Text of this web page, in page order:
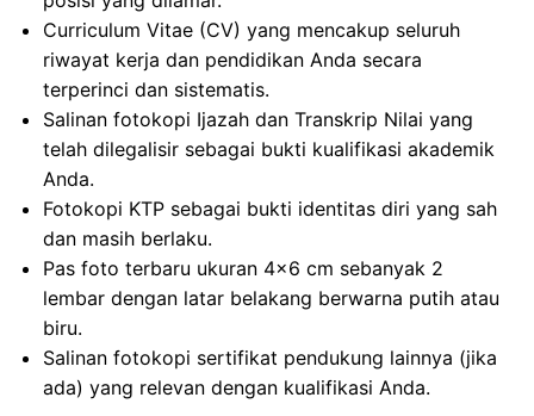
Curriculum Vitae (CV) yang mencakup seluruh
riwayat kerja dan pendidikan Anda secara
terperinci dan sistematis.
Salinan fotokopi Ijazah dan Transkrip Nilai yang
telah dilegalisir sebagai bukti kualifikasi akademik
Anda.
Fotokopi KTP sebagai bukti identitas diri yang sah
dan masih berlaku.
Pas foto terbaru ukuran 4×6 cm sebanyak 2
lembar dengan latar belakang berwarna putih atau
biru.
Salinan fotokopi sertifikat pendukung lainnya (jika
ada) yang relevan dengan kualifikasi Anda.